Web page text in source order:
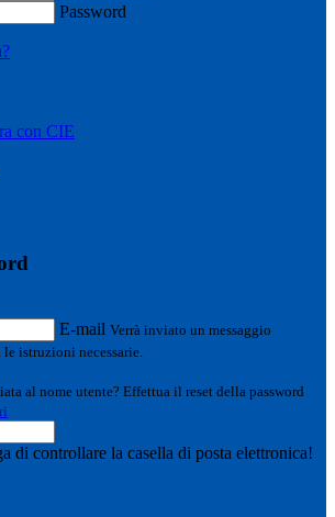
Password
con CIE
E-mail Verrà inviato un messaggio
istruzioni necessarie.
al nome utente? Effettua il reset della password
di controllare la casella di posta elettronica!